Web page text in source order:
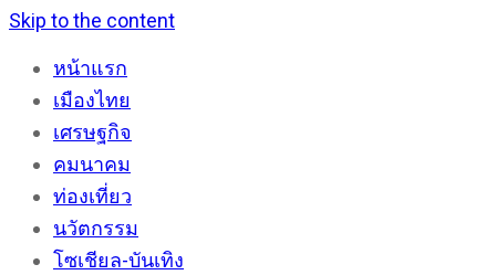
Skip to the content
หน้าแรก
เมืองไทย
เศรษฐกิจ
คมนาคม
ท่องเที่ยว
นวัตกรรม
โซเชียล-บันเทิง